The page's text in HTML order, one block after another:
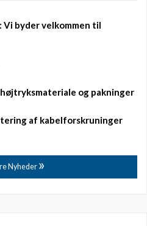
Vi byder velkommen til
højtryksmateriale og pakninger
af kabelforskruninger
Nyheder